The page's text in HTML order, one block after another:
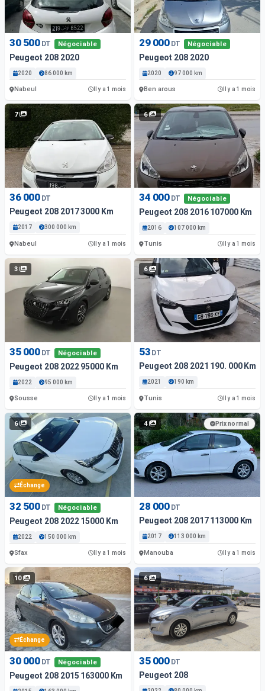
30 500 DT Négociable
Peugeot 208 2020
2020 86 000 km
Nabeul Il y a 1 mois
29 000 DT Négociable
Peugeot 208 2020
2020 97 000 km
Ben arous Il y a 1 mois
7
36 000 DT
Peugeot 208 2017 3000 Km
2017 300 000 km
Nabeul Il y a 1 mois
6
34 000 DT Négociable
Peugeot 208 2016 107000 Km
2016 107 000 km
Tunis Il y a 1 mois
3
35 000 DT Négociable
Peugeot 208 2022 95000 Km
2022 95 000 km
Sousse Il y a 1 mois
6
53 DT
Peugeot 208 2021 190. 000 Km
2021 190 km
Tunis Il y a 1 mois
6
Échange
32 500 DT Négociable
Peugeot 208 2022 15000 Km
2022 150 000 km
Sfax Il y a 1 mois
4 Prix normal
28 000 DT
Peugeot 208 2017 113000 Km
2017 113 000 km
Manouba Il y a 1 mois
10
Échange
30 000 DT Négociable
Peugeot 208 2015 163000 Km
6
35 000 DT
Peugeot 208